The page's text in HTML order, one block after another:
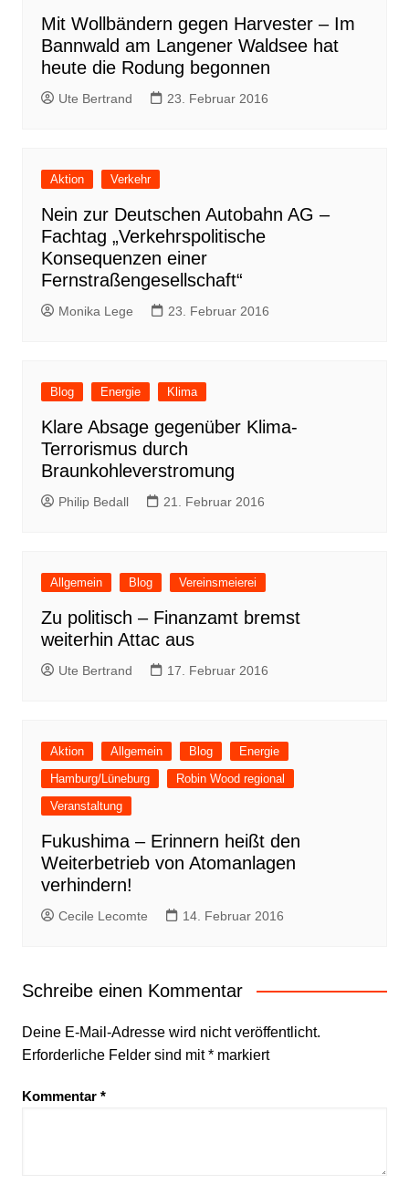
Mit Wollbändern gegen Harvester – Im
Bannwald am Langener Waldsee hat
heute die Rodung begonnen
Ute Bertrand 23. Februar 2016
Aktion Verkehr
Nein zur Deutschen Autobahn AG –
Fachtag „Verkehrspolitische
Konsequenzen einer
Fernstraßengesellschaft“
Monika Lege 23. Februar 2016
Blog Energie Klima
Klare Absage gegenüber Klima-
Terrorismus durch
Braunkohleverstromung
Philip Bedall 21. Februar 2016
Allgemein Blog Vereinsmeierei
Zu politisch – Finanzamt bremst
weiterhin Attac aus
Ute Bertrand 17. Februar 2016
Aktion Allgemein Blog
Energie
Hamburg/Lüneburg
Robin Wood regional
Veranstaltung
Fukushima – Erinnern heißt den
Weiterbetrieb von Atomanlagen
verhindern!
Cecile Lecomte 14. Februar 2016
Schreibe einen Kommentar
Deine E-Mail-Adresse wird nicht veröffentlicht.
Erforderliche Felder sind mit*markiert
Kommentar *